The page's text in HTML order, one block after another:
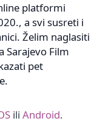
platformi
a svi susreti i
Želim naglasiti
Sarajevo Film
pet
ili Android.